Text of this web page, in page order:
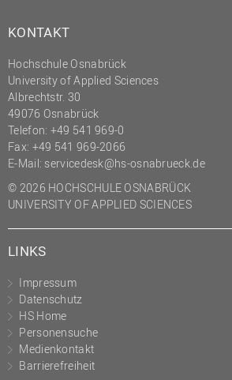
KONTAKT
Hochschule Osnabrück
University of Applied Sciences
Albrechtstr. 30
49076 Osnabrück
Telefon: +49 541 969-0
Fax: +49 541 969-2066
E-Mail: servicedesk@hs-osnabrueck.de
© 2026 HOCHSCHULE OSNABRÜCK
UNIVERSITY OF APPLIED SCIENCES
LINKS
Impressum
Datenschutz
HS Home
Personensuche
Medienkontakt
Barrierefreiheit